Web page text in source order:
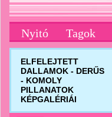
Nyitó Tagok
ELFELEJTETT
DALLAMOK - DERŰS
- KOMOLY
PILLANATOK
KÉPGALÉRIÁI